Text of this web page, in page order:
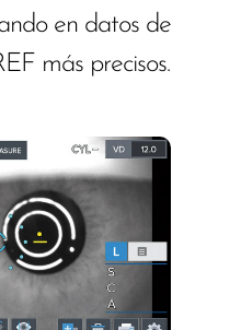
en datos de
más precisos.